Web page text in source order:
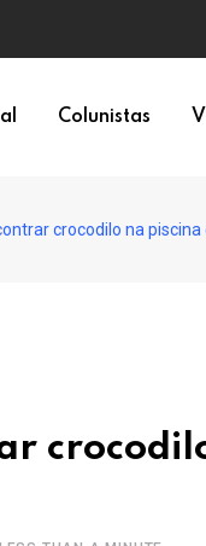
Colunistas
crocodilo na piscina